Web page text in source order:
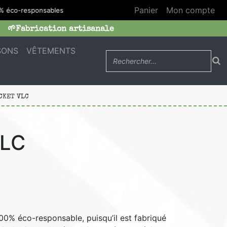
responsables Panier
Mon compte
🌱Fabrication artisanale
VÊTEMENTS
VLC
éco-responsable, puisqu’il est fabriqué